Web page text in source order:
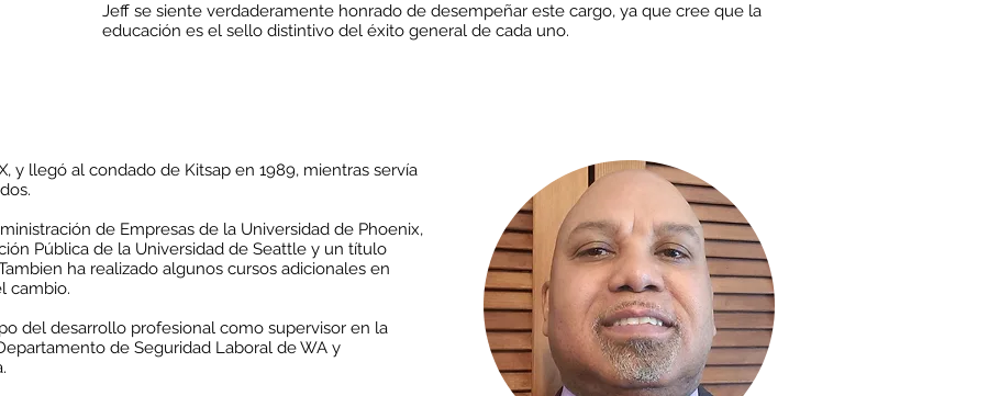
Jeff se siente verdaderamente honrado de desempeñar este cargo, ya que cree que la
educación es el sello distintivo del éxito general de cada uno.
y llegó al condado de Kitsap en 1989, mientras servía
de Empresas de la Universidad de Phoenix,
Pública de la Universidad de Seattle y un título
ha realizado algunos cursos adicionales en
cambio.
del desarrollo profesional como supervisor en la
de Seguridad Laboral de WA y